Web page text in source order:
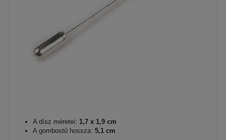
A dísz méretei: 1,7 x 1,9 cm
A gombostű hossza: 5,1 cm